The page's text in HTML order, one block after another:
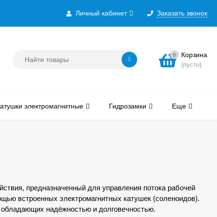
Личный кабинет Заказать звонок
0 Корзина
(пусто)
электромагнитные Гидрозамки Еще
предназначенный для управления потока рабочей
встроенных электромагнитных катушек (соленоидов).
надёжностью и долговечностью.